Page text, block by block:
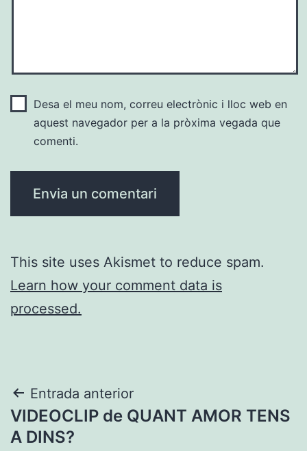
Desa el meu nom, correu electrònic i lloc web en
aquest navegador per a la pròxima vegada que
comenti.
This site uses Akismet to reduce spam.
Learn how your comment data is
processed.
Navegació
d'entrades
Entrada anterior
VIDEOCLIP de QUANT AMOR TENS
A DINS?